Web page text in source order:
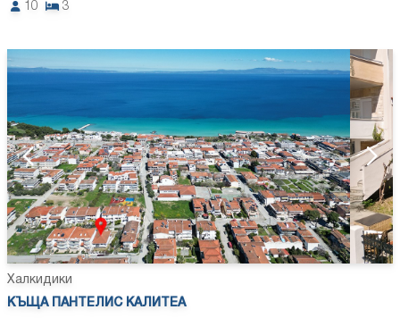
10
3
Халкидики
КЪЩА ПАНТЕЛИС КАЛИТЕА